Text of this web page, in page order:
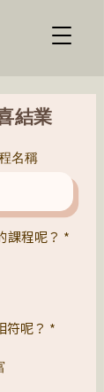
結業
名稱
課程呢？ *
符呢？ *